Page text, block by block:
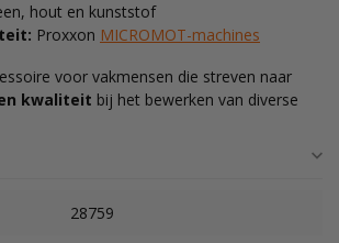
hout en kunststof
Proxxon MICROMOT-machines
voor vakmensen die streven naar
kwaliteit bij het bewerken van diverse
28759